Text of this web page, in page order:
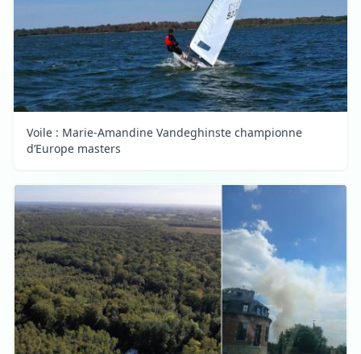
Voile : Marie-Amandine Vandeghinste championne
d’Europe masters